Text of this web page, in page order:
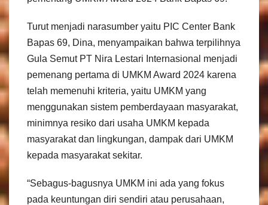
Turut menjadi narasumber yaitu PIC Center Bank
Bapas 69, Dina, menyampaikan bahwa terpilihnya
Gula Semut PT Nira Lestari Internasional menjadi
pemenang pertama di UMKM Award 2024 karena
telah memenuhi kriteria, yaitu UMKM yang
menggunakan sistem pemberdayaan masyarakat,
minimnya resiko dari usaha UMKM kepada
masyarakat dan lingkungan, dampak dari UMKM
kepada masyarakat sekitar.
“Sebagus-bagusnya UMKM ini ada yang fokus
pada keuntungan diri sendiri atau perusahaan,